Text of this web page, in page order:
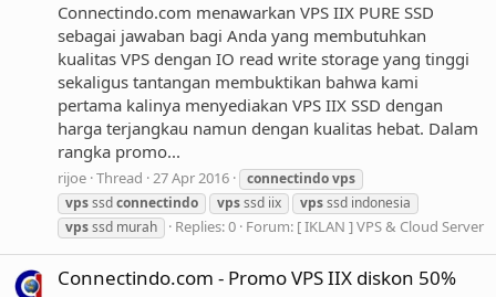
Connectindo.com menawarkan VPS IIX PURE SSD
sebagai jawaban bagi Anda yang membutuhkan
kualitas VPS dengan IO read write storage yang tinggi
sekaligus tantangan membuktikan bahwa kami
pertama kalinya menyediakan VPS IIX SSD dengan
harga terjangkau namun dengan kualitas hebat. Dalam
rangka promo...
rijoe Thread 27 Apr 2016 connectindovps
vpsssdconnectindo vpsssd iix vpsssd indonesia
vpsssd murah Replies: 0 Forum: [ IKLAN ] VPS & Cloud Server
Connectindo.com - Promo VPS IIX diskon 50%